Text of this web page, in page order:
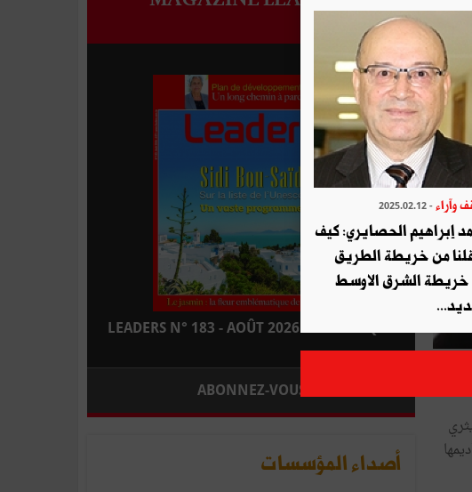
LEADERS N° 183 - AOÛT 2026 : EN KIOSQUE
ABONNEZ-VOUS
أصداء المؤسسات
وآراء- 2025.02.12
إبراهيم الحصايري: كيف
من خريطة الطريق
خريطة الشرق الاوسط